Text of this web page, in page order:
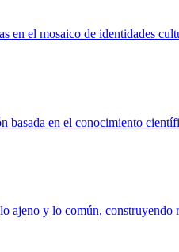
en el mosaico de identidades
basada en el conocimiento
ajeno y lo común, construyendo